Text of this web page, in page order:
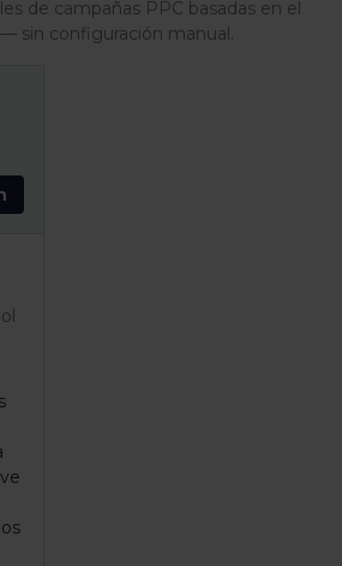
de campañas PPC basadas en el
sin configuración manual.